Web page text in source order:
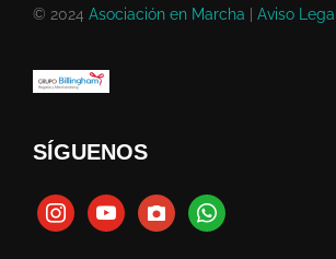
© 2024 Asociación en Marcha Aviso Legal
SÍGUENOS